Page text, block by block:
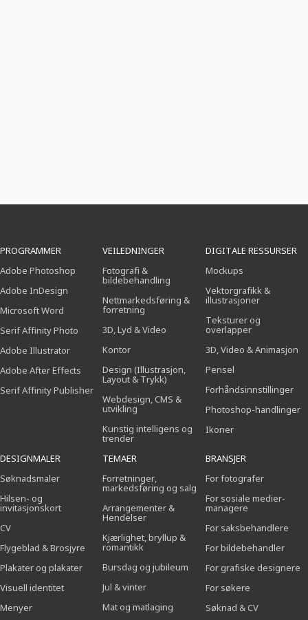
PROGRAMMER
Adobe Photoshop
Adobe InDesign
Microsoft Word
Serif Affinity Photo
Adobe Illustrator
Adobe After Effects
Serif Affinity Publisher
VEILEDNINGER
Fotografi &
bildebehandling
Nettmarkedsføring &
forretning
3D, Lyd & Video
Kontor
Design (Illustrasjon,
Layout & Trykk)
Webdesign, CMS &
utvikling
Kunstig intelligens og
trender
DIGITALE RESSURSER
Mockups
Vektorgrafikk &
illustrasjoner
Teksturer og
overlapper
3D, Video & Animasjon
Pensel
Forhåndsinnstillinger
Photoshop-handlinger
Ikoner
DESIGNMALER
Søknadsmaler
Hilsen- og
invitasjonskort
CV
Flygeblad & Brosjyre
Plakater og plakater
Visuell identitet
Menyer
TEMAER
Forretninger,
markedsføring og salg
Arrangementer &
Hendelser
Kjærlighet, bryllup &
romantikk
Bursdag og jubileum
Jul & vinter
Mat og matlaging
BRANSJER
For fotografer
For sosiale medier-
managere
For saksbehandlere
For bildebehandler
For grafiske designere
For søkere
Søknad & CV